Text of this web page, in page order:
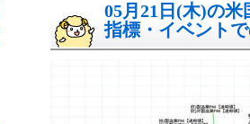
05月21日(木)の
指標・イベント